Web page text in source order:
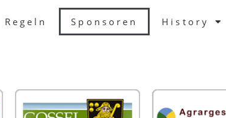
Regeln Sponsoren History